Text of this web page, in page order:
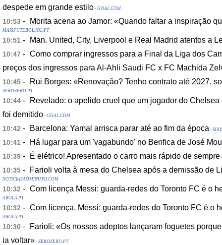
despede em grande estilo - GOAL.COM
10:53 - Morita acena ao Jamor: «Quando faltar a inspiração
MAISFUTEBOL.IOL.PT
10:51 - Man. United, City, Liverpool e Real Madrid atentos a
10:47 - Como comprar ingressos para a Final da Liga dos
preços dos ingressos para Al-Ahli Saudi FC x FC Machida
10:45 - Rui Borges: «Renovação? Tenho contrato até 2027,
ZEROZERO.PT
10:44 - Revelado: o apelido cruel que um jogador do
foi demitido - GOAL.COM
10:42 - Barcelona: Yamal arrisca parar até ao fim da época -
10:41 - Há lugar para um 'vagabundo' no Benfica de José
10:39 - É elétrico! Apresentado o carro mais rápido de sempre
10:35 - Farioli volta à mesa do Chelsea após a demissão de
NOTICIASAOMINUTO.COM
10:32 - Com licença Messi: guarda-redes do Toronto FC é o
ABOLA.PT
10:32 - Com licença, Messi: guarda-redes do Toronto FC é o
ABOLA.PT
10:30 - Farioli: «Os nossos adeptos lançaram foguetes
ia voltar» - ZEROZERO.PT